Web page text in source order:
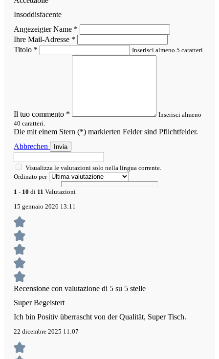
Insoddisfacente
Angezeigter Name *
Ihre Mail-Adresse *
Titolo * Inserisci almeno 5 caratteri.
Il tuo commento *
Inserisci almeno
40 caratteri.
Die mit einem Stern (*) markierten Felder sind Pflichtfelder.
Abbrechen
Invia
Visualizza le valutazioni solo nella lingua corrente.
Ordinato per
1 - 10 di 11 Valutazioni
15 gennaio 2026 13:11
Recensione con valutazione di 5 su 5 stelle
Super Begeistert
Ich bin Positiv überrascht von der Qualität, Super Tisch.
22 dicembre 2025 11:07